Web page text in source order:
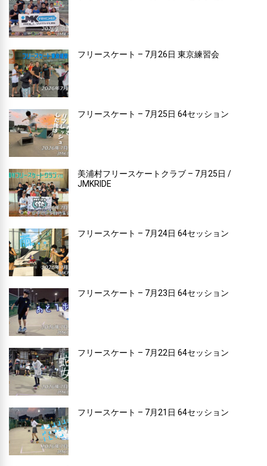
フリースケート – 7月26日 東京練習会
フリースケート – 7月25日 64セッション
美浦村フリースケートクラブ – 7月25日 /
JMKRIDE
フリースケート – 7月24日 64セッション
フリースケート – 7月23日 64セッション
フリースケート – 7月22日 64セッション
フリースケート – 7月21日 64セッション